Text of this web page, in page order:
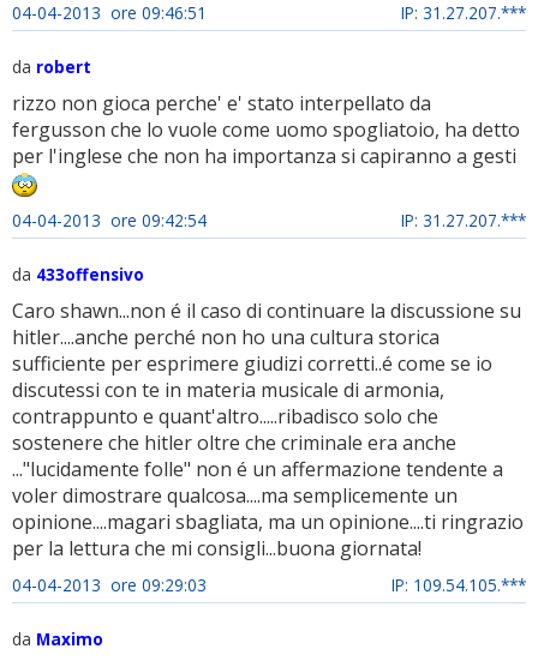
04-04-2013 ore 09:46:51 IP: 31.27.207.***
da robert
rizzo non gioca perche' e' stato interpellato da
fergusson che lo vuole come uomo spogliatoio, ha detto
per l'inglese che non ha importanza si capiranno a gesti
04-04-2013 ore 09:42:54 IP: 31.27.207.***
da 433offensivo
Caro shawn...non é il caso di continuare la discussione su
hitler....anche perché non ho una cultura storica
sufficiente per esprimere giudizi corretti..é come se io
discutessi con te in materia musicale di armonia,
contrappunto e quant'altro.....ribadisco solo che
sostenere che hitler oltre che criminale era anche
..."lucidamente folle" non é un affermazione tendente a
voler dimostrare qualcosa....ma semplicemente un
opinione....magari sbagliata, ma un opinione....ti ringrazio
per la lettura che mi consigli...buona giornata!
04-04-2013 ore 09:29:03 IP: 109.54.105.***
da Maximo